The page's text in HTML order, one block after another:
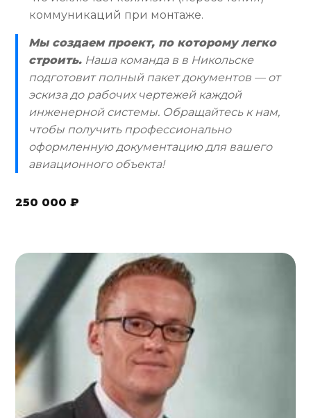
коммуникаций при монтаже.
Мы создаем проект, по которому легко
строить. Наша команда в в Никольске
подготовит полный пакет документов — от
эскиза до рабочих чертежей каждой
инженерной системы. Обращайтесь к нам,
чтобы получить профессионально
оформленную документацию для вашего
авиационного объекта!
250 000 ₽